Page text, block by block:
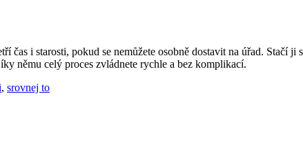
čas i starosti, pokud se nemůžete osobně dostavit na úřad.
němu celý proces zvládnete rychle a bez komplikací.
, srovnej to